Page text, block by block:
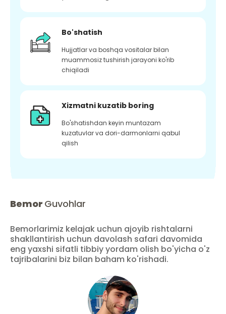
Bo'shatish
Hujjatlar va boshqa vositalar bilan
muammosiz tushirish jarayoni ko'rib
chiqiladi
Xizmatni kuzatib boring
Bo'shatishdan keyin muntazam
kuzatuvlar va dori-darmonlarni qabul
qilish
Bemor Guvohlar
Bemorlarimiz kelajak uchun ajoyib rishtalarni
shakllantirish uchun davolash safari davomida
eng yaxshi sifatli tibbiy yordam olish bo'yicha o'z
tajribalarini biz bilan baham ko'rishadi.